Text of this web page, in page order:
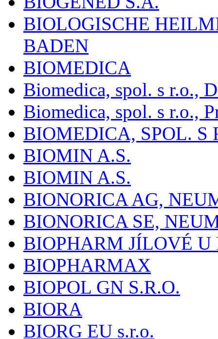
BIOLOGISCHE
BADEN
BIOMEDICA
Biomedica, spol. s r.o.,
Biomedica, spol. s r.o.,
BIOMEDICA, SPOL. S
BIOMIN A.S.
BIOMIN A.S.
BIONORICA AG,
BIONORICA SE,
BIOPHARM JÍLOVÉ U
BIOPHARMAX
BIOPOL GN S.R.O.
BIORA
BIORG EU s.r.o.